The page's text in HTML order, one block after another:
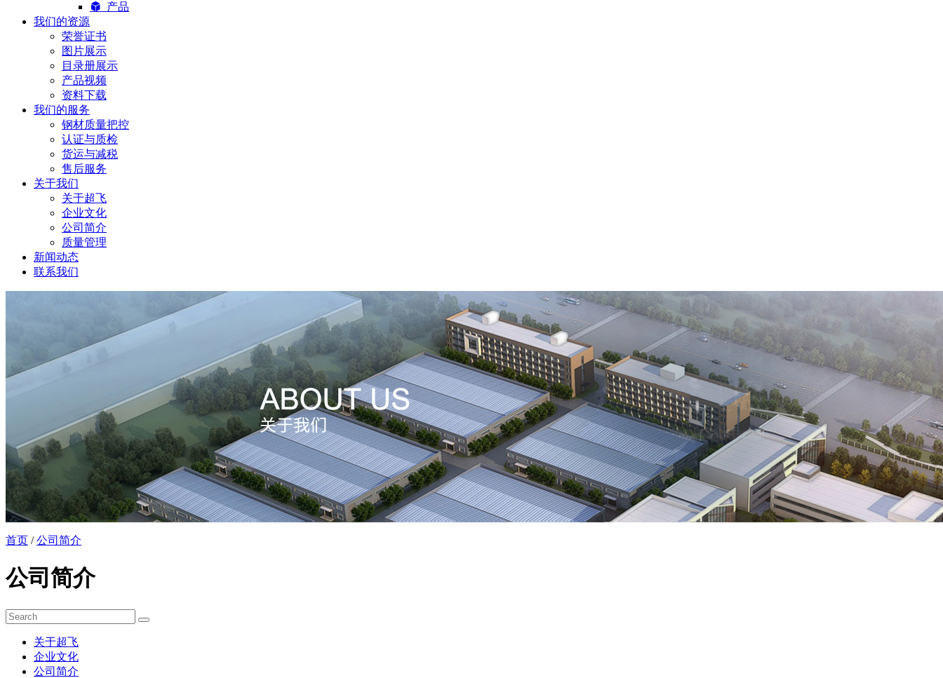
产品
我们的资源
荣誉证书
图片展示
目录册展示
产品视频
资料下载
我们的服务
钢材质量把控
认证与质检
货运与减税
售后服务
关于我们
关于超飞
企业文化
公司简介
质量管理
新闻动态
联系我们
首页 /公司简介
公司简介
关于超飞
企业文化
公司简介